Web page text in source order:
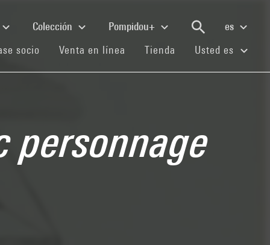
Colección Pompidou+
es
socio (current)
Venta en línea (current)
Tienda (current)
Usted es
personnage